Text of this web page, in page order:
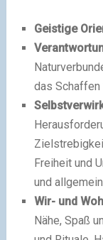
Geistige
das Schaffen
Freiheit und
und
Wir- und
Nähe, Spaß